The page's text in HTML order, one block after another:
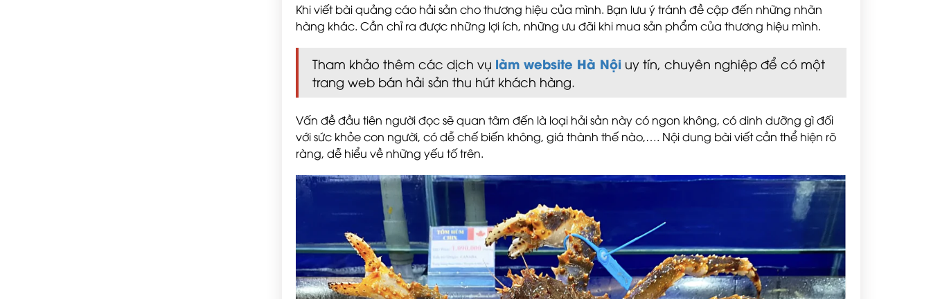
Khi viết bài quảng cáo hải sản cho thương hiệu của mình. Bạn lưu ý tránh đề cập đến những nhãn
hàng khác. Cần chỉ ra được những lợi ích, những ưu đãi khi mua sản phẩm của thương hiệu mình.
Tham khảo thêm các dịch vụ làm website Hà Nội uy tín, chuyên nghiệp để có một
trang web bán hải sản thu hút khách hàng.
Vấn đề đầu tiên người đọc sẽ quan tâm đến là loại hải sản này có ngon không, có dinh dưỡng gì đối
với sức khỏe con người, có dễ chế biến không, giá thành thế nào,…. Nội dung bài viết cần thể hiện rõ
ràng, dễ hiểu về những yếu tố trên.